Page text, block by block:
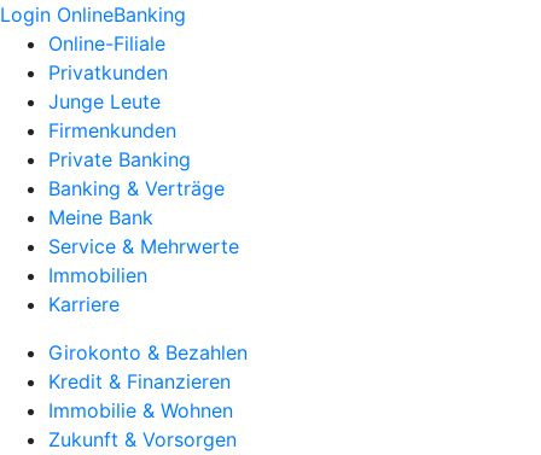
Login OnlineBanking
Online-Filiale
Privatkunden
Junge Leute
Firmenkunden
Private Banking
Banking & Verträge
Meine Bank
Service & Mehrwerte
Immobilien
Karriere
Girokonto & Bezahlen
Kredit & Finanzieren
Immobilie & Wohnen
Zukunft & Vorsorgen